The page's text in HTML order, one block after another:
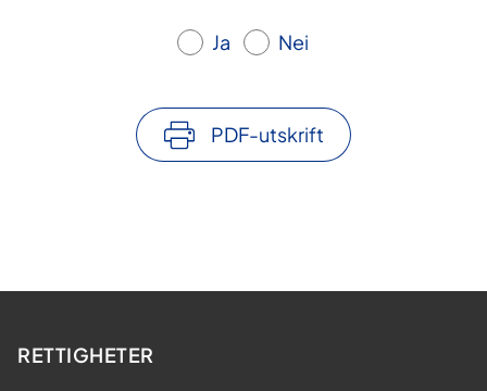
Ja Nei
PDF-utskrift
RETTIGHETER